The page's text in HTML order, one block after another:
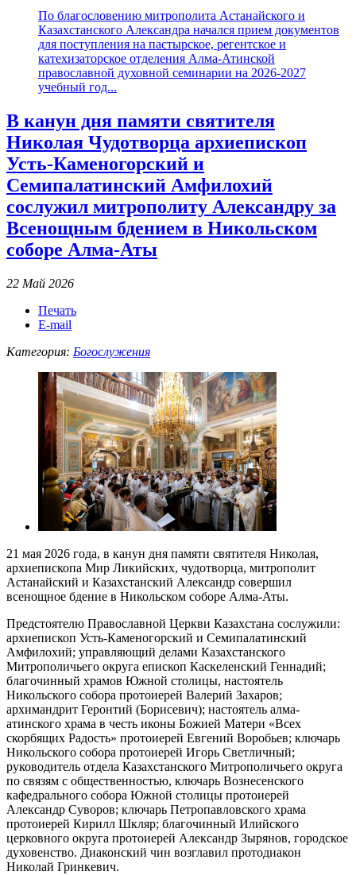
По благословению митрополита Астанайского и
Казахстанского Александра начался прием документов
для поступления на пастырское, регентское и
катехизаторское отделения Алма-Атинской
православной духовной семинарии на 2026-2027
учебный год...
В канун дня памяти святителя
Николая Чудотворца архиепископ
Усть-Каменогорский и
Семипалатинский Амфилохий
сослужил митрополиту Александру за
Всенощным бдением в Никольском
соборе Алма-Аты
22 Май 2026
Печать
E-mail
Категория: Богослужения
21 мая 2026 года, в канун дня памяти святителя Николая,
архиепископа Мир Ликийских, чудотворца, митрополит
Астанайский и Казахстанский Александр совершил
всенощное бдение в Никольском соборе Алма-Аты.
Предстоятелю Православной Церкви Казахстана сослужили:
архиепископ Усть-Каменогорский и Семипалатинский
Амфилохий; управляющий делами Казахстанского
Митрополичьего округа епископ Каскеленский Геннадий;
благочинный храмов Южной столицы, настоятель
Никольского собора протоиерей Валерий Захаров;
архимандрит Геронтий (Борисевич); настоятель алма-
атинского храма в честь иконы Божией Матери «Всех
скорбящих Радость» протоиерей Евгений Воробьев; ключарь
Никольского собора протоиерей Игорь Светличный;
руководитель отдела Казахстанского Митрополичьего округа
по связям с общественностью, ключарь Вознесенского
кафедрального собора Южной столицы протоиерей
Александр Суворов; ключарь Петропавловского храма
протоиерей Кирилл Шкляр; благочинный Илийского
церковного округа протоиерей Александр Зырянов, городское
духовенство. Диаконский чин возглавил протодиакон
Николай Гринкевич.